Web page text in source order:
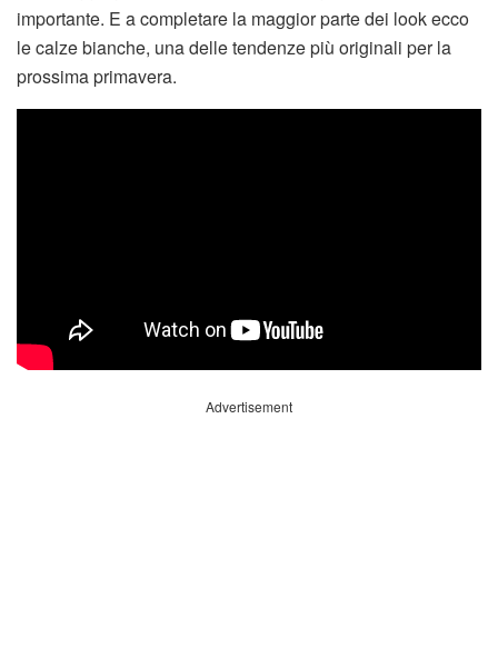
importante. E a completare la maggior parte dei look ecco
le calze bianche, una delle tendenze più originali per la
prossima primavera.
Advertisement